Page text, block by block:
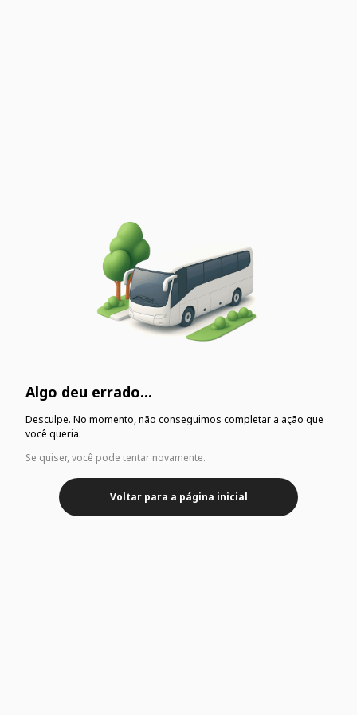
Algo deu errado...
Desculpe. No momento, não conseguimos completar a ação que
você queria.
Se quiser, você pode tentar novamente.
Voltar para a página inicial